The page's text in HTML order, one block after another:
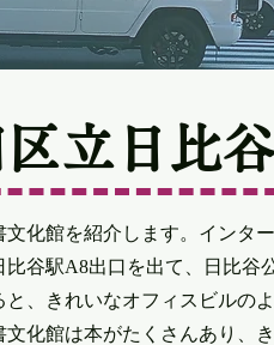
立日比
化館を紹介します。インタ
谷駅A8出口を出て、日比
、きれいなオフィスビルの
化館は本がたくさんあり、